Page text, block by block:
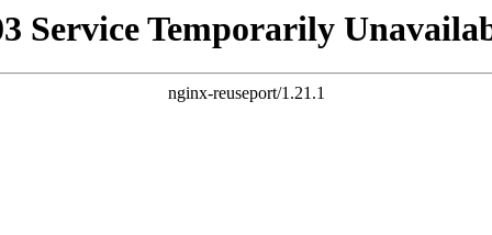
Service Temporarily
nginx-reuseport/1.21.1